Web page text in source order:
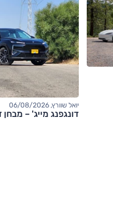
יואל שוורץ, 06/08/2026
דונגפנג מייג' – מבחן